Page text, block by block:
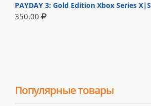
PAYDAY 3: Gold Edition Xbox Series X|S
350.00
Популярные товары